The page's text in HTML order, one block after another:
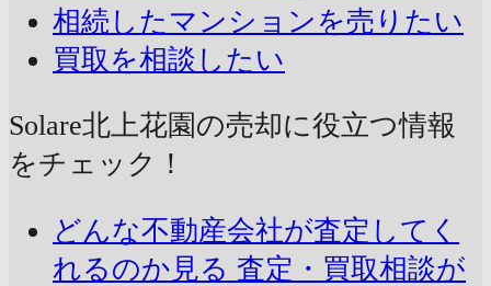
相続したマンションを売りたい
買取を相談したい
Solare北上花園の売却に役立つ情報
をチェック！
どんな不動産会社が査定してく
れるのか見る 査定・買取相談が